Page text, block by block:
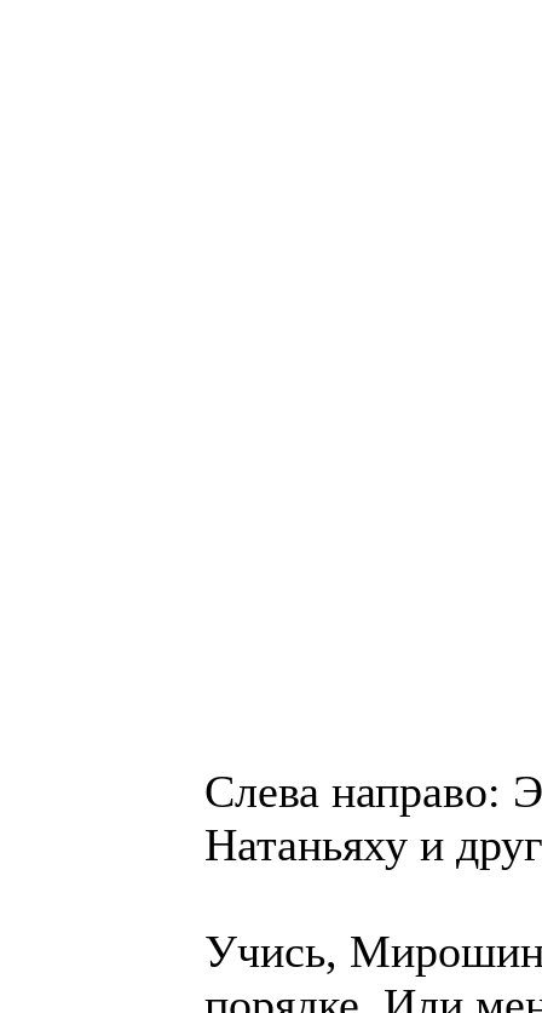
Слева направо:
Натаньяху и
Учись,